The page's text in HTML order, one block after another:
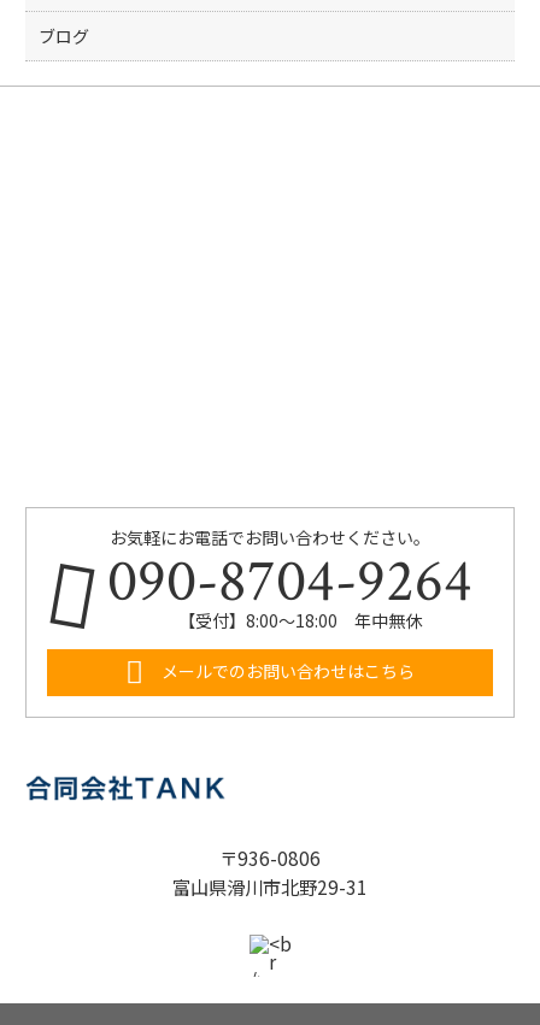
ブログ
お気軽にお電話でお問い合わせください。
090-8704-9264
【受付】8:00～18:00 年中無休
メールでのお問い合わせはこちら
〒936-0806
富山県滑川市北野29-31